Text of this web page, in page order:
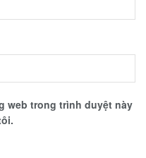
web trong trình duyệt này